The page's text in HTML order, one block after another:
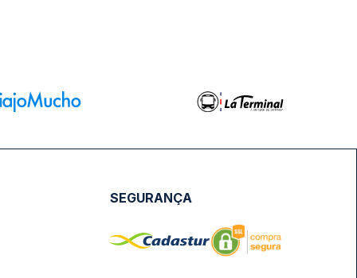
SEGURANÇA